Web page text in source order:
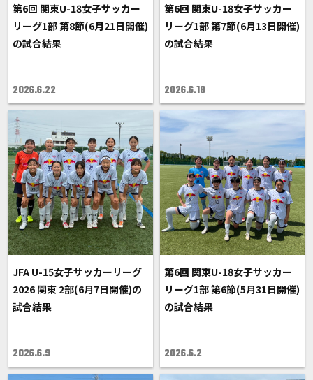
第6回 関東U-18女子サッカー
リーグ1部 第8節(6月21日開催)
の試合結果
2026.6.22
第6回 関東U-18女子サッカー
リーグ1部 第7節(6月13日開催)
の試合結果
2026.6.18
JFA U-15女子サッカーリーグ
2026 関東 2部(6月7日開催)の
試合結果
2026.6.9
第6回 関東U-18女子サッカー
リーグ1部 第6節(5月31日開催)
の試合結果
2026.6.2